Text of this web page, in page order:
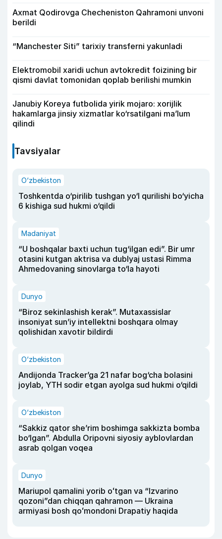
Axmat Qodirovga Checheniston Qahramoni unvoni
berildi
“Manchester Siti” tarixiy transferni yakunladi
Elektromobil xaridi uchun avtokredit foizining bir
qismi davlat tomonidan qoplab berilishi mumkin
Janubiy Koreya futbolida yirik mojaro: xorijlik
hakamlarga jinsiy xizmatlar ko‘rsatilgani ma’lum
qilindi
Tavsiyalar
O‘zbekiston
Toshkentda o‘pirilib tushgan yo‘l qurilishi bo‘yicha
6 kishiga sud hukmi o‘qildi
Madaniyat
“U boshqalar baxti uchun tug‘ilgan edi”. Bir umr
otasini kutgan aktrisa va dublyaj ustasi Rimma
Ahmedovaning sinovlarga to‘la hayoti
Dunyo
“Biroz sekinlashish kerak”. Mutaxassislar
insoniyat sun’iy intellektni boshqara olmay
qolishidan xavotir bildirdi
O‘zbekiston
Andijonda Tracker’ga 21 nafar bog‘cha bolasini
joylab, YTH sodir etgan ayolga sud hukmi o‘qildi
O‘zbekiston
“Sakkiz qator she’rim boshimga sakkizta bomba
bo‘lgan”. Abdulla Oripovni siyosiy ayblovlardan
asrab qolgan voqea
Dunyo
Mariupol qamalini yorib oʻtgan va “Izvarino
qozoni”dan chiqqan qahramon — Ukraina
armiyasi bosh qoʻmondoni Drapatiy haqida